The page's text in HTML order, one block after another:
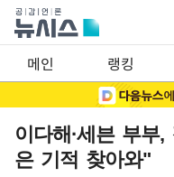
메인 랭킹
이다해·세븐 부
은 기적 찾아와"